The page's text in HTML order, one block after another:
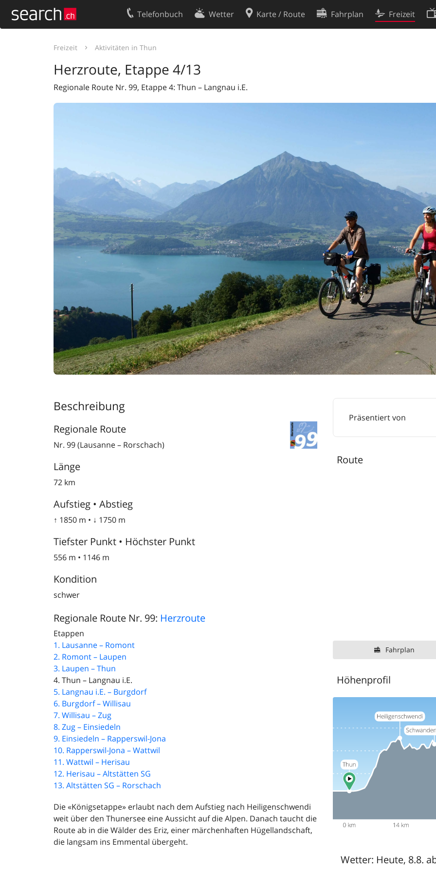
Telefonbuch Wetter Karte / Route Fahrplan Freizeit
Freizeit Aktivitäten in Thun
Herzroute, Etappe 4/13
Regionale Route Nr. 99, Etappe 4: Thun – Langnau i.E.
Beschreibung
Regionale Route
Nr. 99 (Lausanne – Rorschach)
Länge
72 km
Aufstieg • Abstieg
↑ 1850 m • ↓ 1750 m
Tiefster Punkt • Höchster Punkt
556 m • 1146 m
Kondition
schwer
Regionale Route Nr. 99: Herzroute
Etappen
1. Lausanne – Romont
2. Romont – Laupen
3. Laupen – Thun
4. Thun – Langnau i.E.
5. Langnau i.E. – Burgdorf
6. Burgdorf – Willisau
7. Willisau – Zug
8. Zug – Einsiedeln
9. Einsiedeln – Rapperswil-Jona
10. Rapperswil-Jona – Wattwil
11. Wattwil – Herisau
12. Herisau – Altstätten SG
13. Altstätten SG – Rorschach
Die «Königsetappe» erlaubt nach dem Aufstieg nach Heiligenschwendi
weit über den Thunersee eine Aussicht auf die Alpen. Danach taucht die
Route ab in die Wälder des Eriz, einer märchenhaften Hügellandschaft,
die langsam ins Emmental übergeht.
Präsentiert von
Route
Fahrplan
Höhenprofil
Wetter: Heute, 8.8.
Datenschutzerklärung